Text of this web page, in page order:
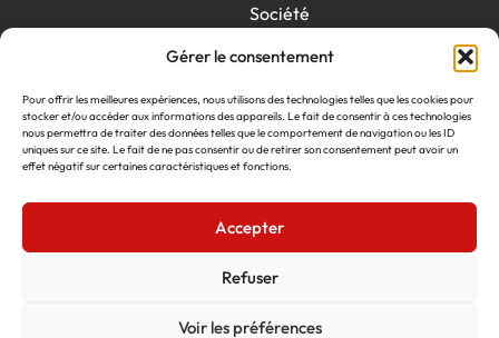
Gérer le consentement
Pour offrir les meilleures expériences, nous utilisons des technologies telles que les cookies pour
stocker et/ou accéder aux informations des appareils. Le fait de consentir à ces technologies
nous permettra de traiter des données telles que le comportement de navigation ou les ID
uniques sur ce site. Le fait de ne pas consentir ou de retirer son consentement peut avoir un
effet négatif sur certaines caractéristiques et fonctions.
Accepter
Refuser
Voir les préférences
Société
end
Ambition
by EDF
itw
by
Léa